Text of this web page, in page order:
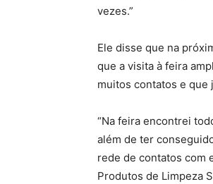
vezes.”
Ele disse que na
que a visita à feira
muitos contatos e que
“Na feira encontrei
além de ter
rede de contatos com
Produtos de Limpeza